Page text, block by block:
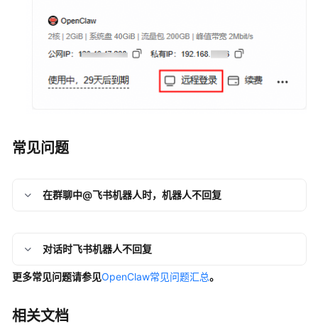
常见问题
在群聊中@飞书机器人时，机器人不回复
对话时飞书机器人不回复
更多常见问题请参见OpenClaw常见问题汇总。
相关文档